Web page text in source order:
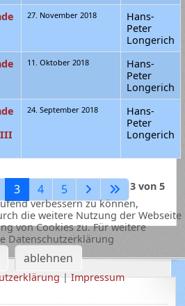
27. November 2018
Hans-
Peter
Longerich
11. Oktober 2018
Hans-
Peter
Longerich
III
24. September 2018
Hans-
Peter
Longerich
Seite 3 von 5
3 4 5
verbessern zu können,
die weitere Nutzung der Webseite
von Cookies zu. Für weitere
Datenschutzerklärung
ablehnen
|Impressum